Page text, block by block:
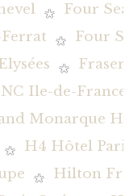
Four
Four
Ile-de-
Monarque
H4 Hôtel
Hilton